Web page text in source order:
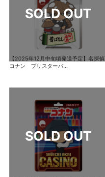
【2025年12月中旬頃発送予定】名探偵
コナン ブリスターパ...